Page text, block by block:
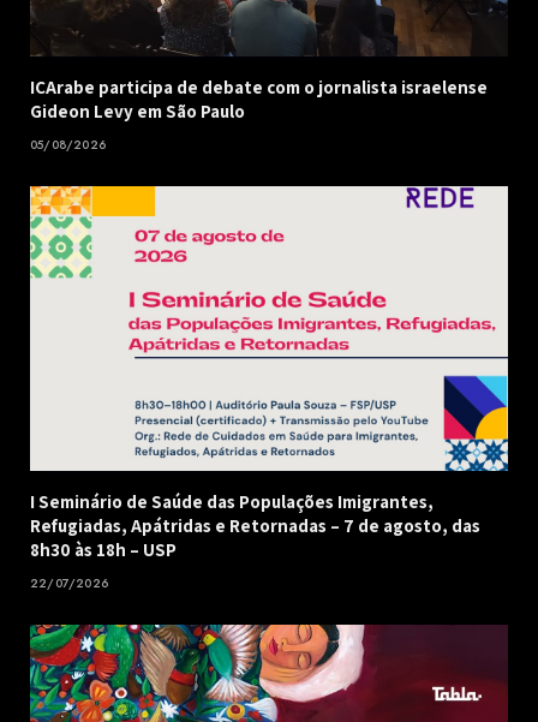
ICArabe participa de debate com o jornalista israelense
Gideon Levy em São Paulo
05/08/2026
I Seminário de Saúde das Populações Imigrantes,
Refugiadas, Apátridas e Retornadas – 7 de agosto, das
8h30 às 18h – USP
22/07/2026